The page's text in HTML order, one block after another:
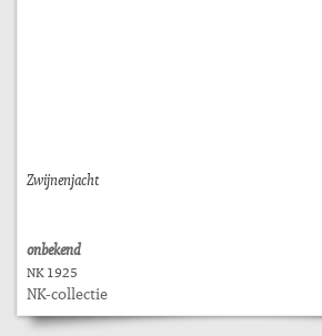
Zwijnenjacht
onbekend
NK 1925
NK-collectie